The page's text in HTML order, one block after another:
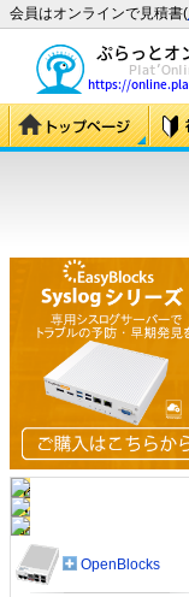
会員はオンラインで見積書(
OpenBlocks